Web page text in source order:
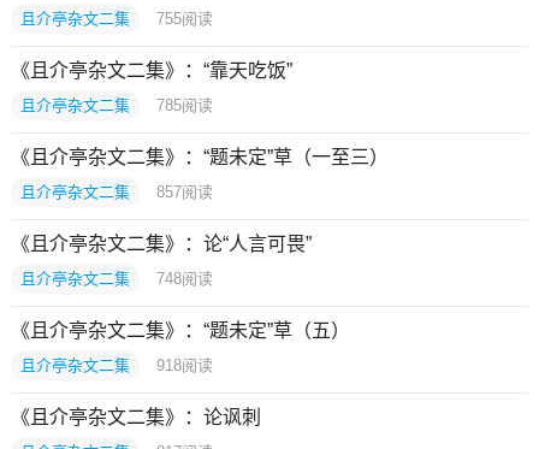
且介亭杂文二集 755阅读
《且介亭杂文二集》：“靠天吃饭”
且介亭杂文二集 785阅读
《且介亭杂文二集》：“题未定”草（一至三）
且介亭杂文二集 857阅读
《且介亭杂文二集》：论“人言可畏”
且介亭杂文二集 748阅读
《且介亭杂文二集》：“题未定”草（五）
且介亭杂文二集 918阅读
《且介亭杂文二集》：论讽刺